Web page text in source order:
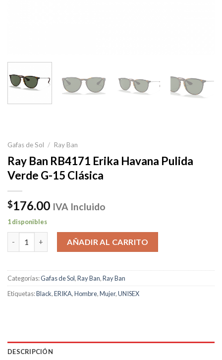
Gafas de Sol / Ray Ban
Ray Ban RB4171 Erika Havana Pulida
Verde G-15 Clásica
$176.00 IVA Incluido
1 disponibles
Ray Ban RB4171 Erika Havana Pulida Verde G-15 Clásica
AÑADIR AL CARRITO
Categorías:Gafas de Sol,Ray Ban,Ray Ban
Etiquetas:Black,ERIKA,Hombre,Mujer,UNISEX
DESCRIPCIÓN